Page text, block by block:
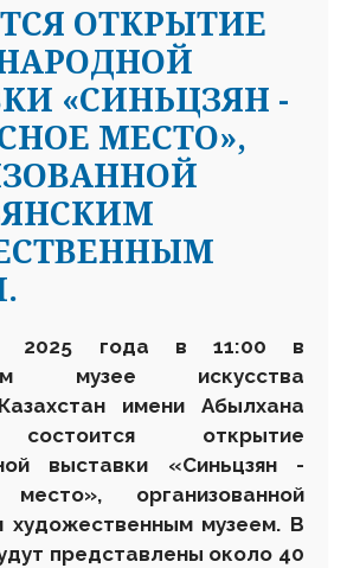
ОТКРЫТИЕ
«СИНЬЦЗЯН -
МЕСТО»,
2025 года в 11:00 в
музее искусства
имени Абылхана
открытие
выставки «Синьцзян-
место», организованной
художественным музеем. В
представлены около 40